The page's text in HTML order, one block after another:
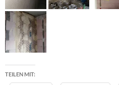
TEILEN MIT: